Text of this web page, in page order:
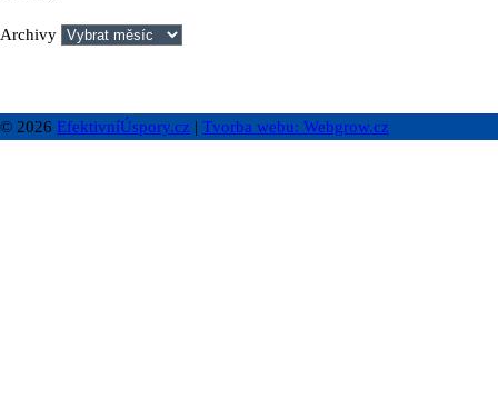
Archivy
© 2026 EfektivníÚspory.cz | Tvorba webu: Webgrow.cz